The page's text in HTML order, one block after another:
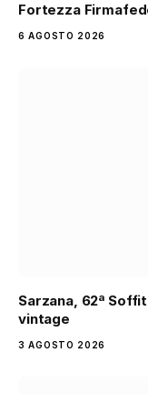
Fortezza
6 AGOSTO 2026
Sarzana, 62ª
vintage
3 AGOSTO 2026